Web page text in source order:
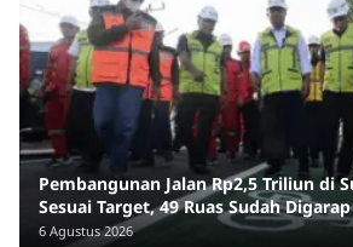
Pembangunan Jalan Rp2,5 Triliun di
Sesuai Target, 49 Ruas Sudah Digarap
6 Agustus 2026